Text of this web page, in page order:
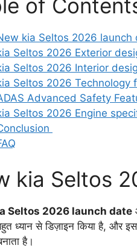
of
kia Seltos 2026 launch
Seltos 2026 Exterior
Seltos 2026 Interior
Seltos 2026 Technology
Advanced Safety
Seltos 2026 Engine
kia Seltos
Seltos 2026 launch date
ध्यान से डिज़ाइन किया है, और
है।